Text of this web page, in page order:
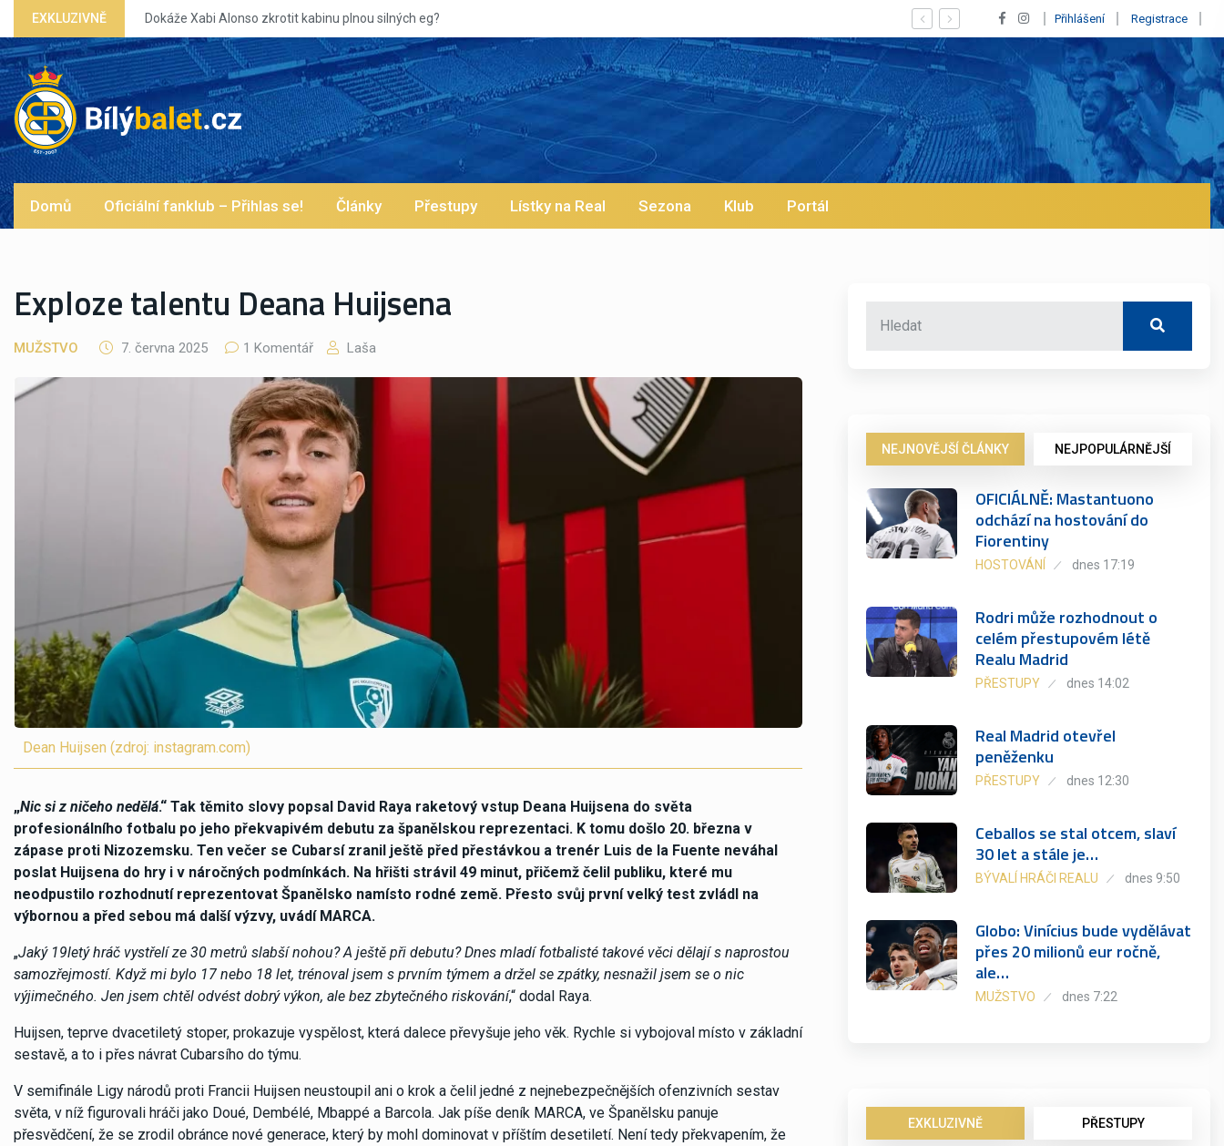
EXKLUZIVNĚ
Dokáže Xabi Alonso zkrotit kabinu plnou silných eg? Vypískaný Vinícius! Blíží se jeho odchod z Realu a pustí se
Přihlášení Registrace
Domů Oficiální fanklub – Přihlas se! Články Přestupy Lístky na Real Sezona Klub Portál
Exploze talentu Deana Huijsena
MUŽSTVO 7. června 2025 1 Komentář Laša
Dean Huijsen (zdroj: instagram.com)
„Nic si z ničeho nedělá.“ Tak těmito slovy popsal David Raya raketový vstup Deana Huijsena do světa
profesionálního fotbalu po jeho překvapivém debutu za španělskou reprezentaci. K tomu došlo 20. března v
zápase proti Nizozemsku. Ten večer se Cubarsí zranil ještě před přestávkou a trenér Luis de la Fuente neváhal
poslat Huijsena do hry i v náročných podmínkách. Na hřišti strávil 49 minut, přičemž čelil publiku, které mu
neodpustilo rozhodnutí reprezentovat Španělsko namísto rodné země. Přesto svůj první velký test zvládl na
výbornou a před sebou má další výzvy, uvádí MARCA.
„Jaký 19letý hráč vystřelí ze 30 metrů slabší nohou? A ještě při debutu? Dnes mladí fotbalisté takové věci dělají s naprostou
samozřejmostí. Když mi bylo 17 nebo 18 let, trénoval jsem s prvním týmem a držel se zpátky, nesnažil jsem se o nic
výjimečného. Jen jsem chtěl odvést dobrý výkon, ale bez zbytečného riskování,“ dodal Raya.
Huijsen, teprve dvacetiletý stoper, prokazuje vyspělost, která dalece převyšuje jeho věk. Rychle si vybojoval místo v základní
sestavě, a to i přes návrat Cubarsího do týmu.
V semifinále Ligy národů proti Francii Huijsen neustoupil ani o krok a čelil jedné z nejnebezpečnějších ofenzivních sestav
světa, v níž figurovali hráči jako Doué, Dembélé, Mbappé a Barcola. Jak píše deník MARCA, ve Španělsku panuje
přesvědčení, že se zrodil obránce nové generace, který by mohl dominovat v příštím desetiletí. Není tedy překvapením, že
NEJNOVĚJŠÍ ČLÁNKY NEJPOPULÁRNĚJŠÍ
OFICIÁLNĚ: Mastantuono
odchází na hostování do
Fiorentiny
HOSTOVÁNÍ dnes 17:19
Rodri může rozhodnout o
celém přestupovém létě
Realu Madrid
PŘESTUPY dnes 14:02
Real Madrid otevřel
peněženku
PŘESTUPY dnes 12:30
Ceballos se stal otcem, slaví
30 let a stále je…
BÝVALÍ HRÁČI REALU dnes 9:50
Globo: Vinícius bude vydělávat
přes 20 milionů eur ročně,
ale…
MUŽSTVO dnes 7:22
EXKLUZIVNĚ PŘESTUPY